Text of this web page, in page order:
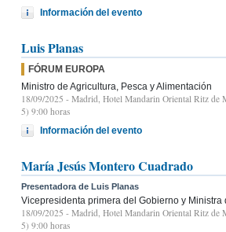
Información del evento
Luis Planas
FÓRUM EUROPA
Ministro de Agricultura, Pesca y Alimentación
18/09/2025 - Madrid, Hotel Mandarin Oriental Ritz de
5) 9:00 horas
Información del evento
María Jesús Montero Cuadrado
Presentadora de Luis Planas
Vicepresidenta primera del Gobierno y Ministra
18/09/2025 - Madrid, Hotel Mandarin Oriental Ritz de
5) 9:00 horas